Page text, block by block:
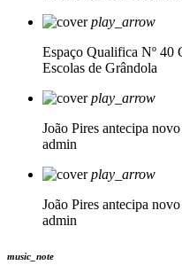
play_arrow
Espaço Qualifica Nº 40
Escolas de Grândola
play_arrow
João Pires antecipa
admin
play_arrow
João Pires antecipa
admin
music_note